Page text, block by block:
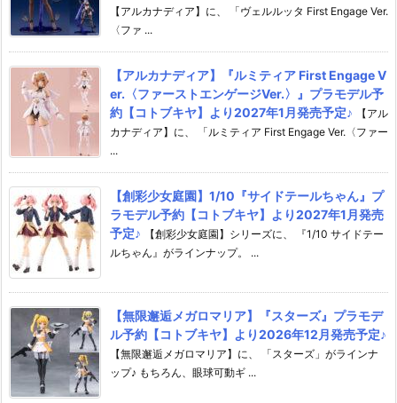
【アルカナディア】に、 「ヴェルルッタ First Engage Ver.
〈ファ ...
【アルカナディア】『ルミティア First Engage V
er.〈ファーストエンゲージVer.〉』プラモデル予
約【コトブキヤ】より2027年1月発売予定♪
【アル
カナディア】に、 「ルミティア First Engage Ver.〈ファー
...
【創彩少女庭園】1/10『サイドテールちゃん』プ
ラモデル予約【コトブキヤ】より2027年1月発売
予定♪
【創彩少女庭園】シリーズに、 『1/10 サイドテー
ルちゃん』がラインナップ。 ...
【無限邂逅メガロマリア】『スターズ』プラモデ
ル予約【コトブキヤ】より2026年12月発売予定♪
【無限邂逅メガロマリア】に、 「スターズ」がラインナ
ップ♪ もちろん、眼球可動ギ ...